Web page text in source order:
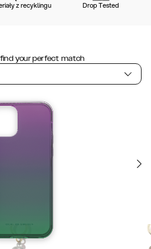
z recyklingu Drop Tested
your perfect match